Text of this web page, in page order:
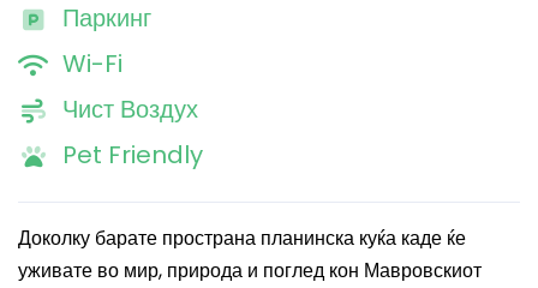
Паркинг
Wi-Fi
Чист Воздух
Pet Friendly
Доколку барате пространа планинска куќа каде ќе
уживате во мир, природа и поглед кон Мавровскиот